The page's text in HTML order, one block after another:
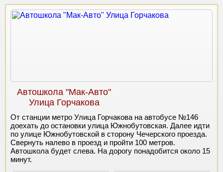
Автошкола "Мак-Авто"
Улица Горчакова
От станции метро Улица Горчакова на автобусе №146
доехать до остановки улица Южнобутовская. Далее идти
по улице Южнобутовской в сторону Чечерского проезда.
Свернуть налево в проезд и пройти 100 метров.
Автошкола будет слева. На дорогу понадобится около 15
минут.